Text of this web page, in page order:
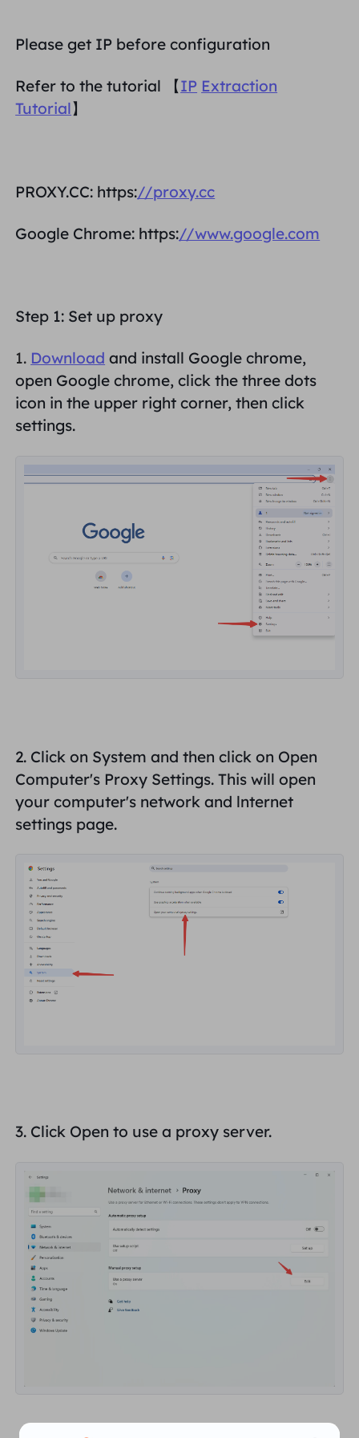
लंबे समय से अभिनय आईएसपी प्रॉक्सी
स्थिर डेटा केंद्र एजेंट
लंबे समय से अभिनय आईएसपी प्रॉक्सी $1.4
ब्रांड संरक्षण
एसईओ निगरानी
संबद्ध कार्यक्रम
भागीदारों
प्रॉक्सी चेकर
संयुक्त राज्य अमेरिका
यूनाइटेड किंगडम
ब्राज़िल
रूस
अधिक एकीकरण
सीखना
मदद
अक्सर पूछे जाने वाले प्रश्न
उपयोगकर्ता गाइड
हिंदी
English
Việt Nam
Русский
हिंदी
Português
आवासीय $0/GB असीमित $0/दिन
Please get IP before configuration
Refer to the tutorial 【IP Extraction
Tutorial】
PROXY.CC: https://proxy.cc
Google Chrome: https://www.google.com
Step 1: Set up proxy
1. Download and install Google chrome,
open Google chrome, click the three dots
icon in the upper right corner, then click
settings.
2. Click on Systemand then click on Open
Computer's Proxy Settings.This will open
your computer's network and lnternet
settings page.
3. Click Open to use a proxy server.